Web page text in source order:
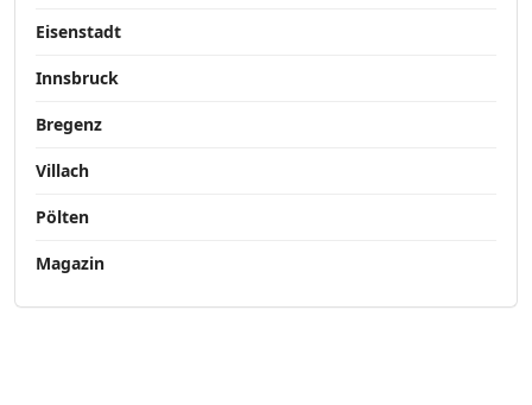
Eisenstadt
Innsbruck
Bregenz
Villach
Pölten
Magazin